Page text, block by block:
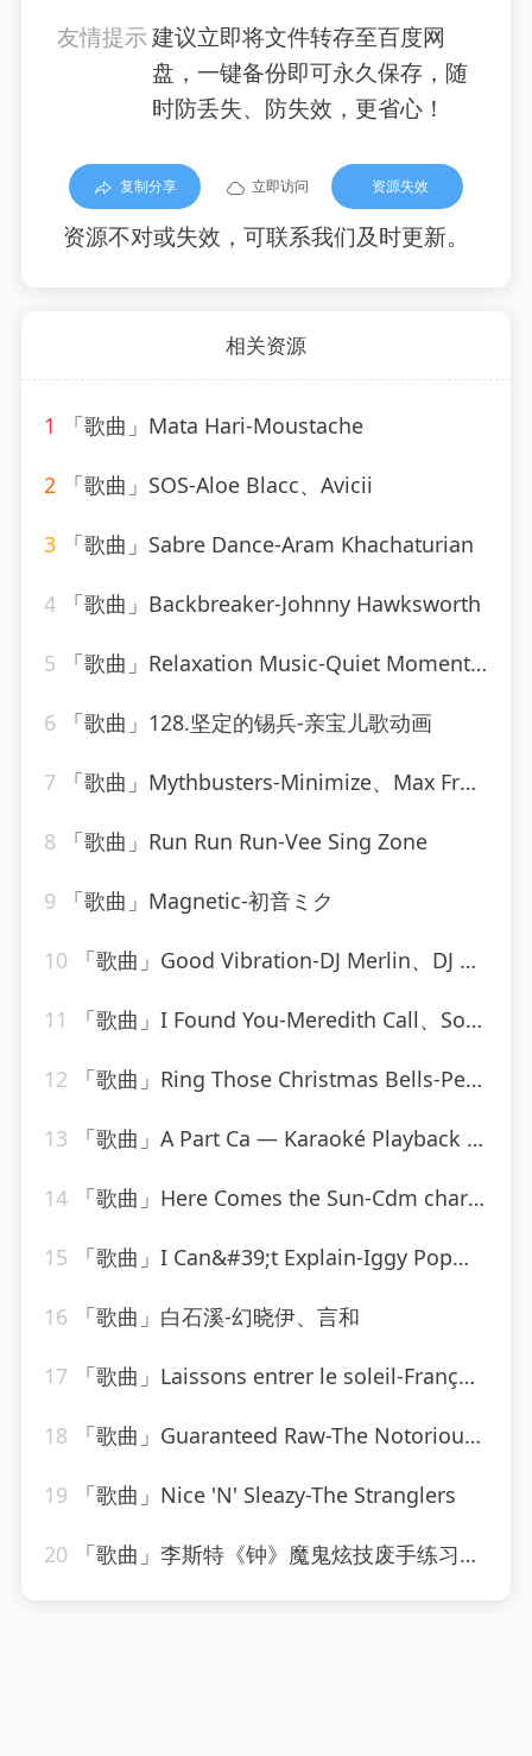
友情提示建议立即将文件转存至百度网
盘，一键备份即可永久保存，随
时防丢失、防失效，更省心！
复制分享 立即访问 资源失效
资源不对或失效，可联系我们及时更新。
相关资源
1 「歌曲」Mata Hari-Moustache
2 「歌曲」SOS-Aloe Blacc、Avicii
3 「歌曲」Sabre Dance-Aram Khachaturian
4 「歌曲」Backbreaker-Johnny Hawksworth
5 「歌曲」Relaxation Music-Quiet Moments、SPA、Spa Relaxation
6 「歌曲」128.坚定的锡兵-亲宝儿歌动画
7 「歌曲」Mythbusters-Minimize、Max Freegrant
8 「歌曲」Run Run Run-Vee Sing Zone
9 「歌曲」Magnetic-初音ミク
10 「歌曲」Good Vibration-DJ Merlin、DJ C-Bass
11 「歌曲」I Found You-Meredith Call、Solarstone
12 「歌曲」Ring Those Christmas Bells-Peggy Lee
13 「歌曲」A Part Ca — Karaoké Playback Instrumental — Rendu Célèbre Par Jacques Dutronc-Karaoke
14 「歌曲」Here Comes the Sun-Cdm chartbreakers
15 「歌曲」I Can&#39;t Explain-Iggy Pop、K.K. Downing、Derek Sherinian
16 「歌曲」白石溪-幻晓伊、言和
17 「歌曲」Laissons entrer le soleil-François & The New Frenchies
18 「歌曲」Guaranteed Raw-The Notorious B.I.G
19 「歌曲」Nice 'N' Sleazy-The Stranglers
20 「歌曲」李斯特《钟》魔鬼炫技废手练习曲-姚悦钢琴老师